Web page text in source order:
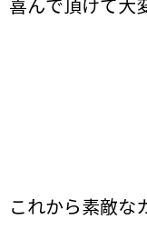
喜んで頂けて大
これから素敵な